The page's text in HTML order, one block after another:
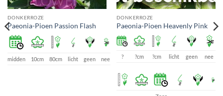
DONKERROZE
Paeonia-Pioen Passion Flash
midden 10cm 80cm licht geen nee
DONKERROZE
Paeonia-Pioen Heavenly Pink
? ?cm ?cm licht geen nee